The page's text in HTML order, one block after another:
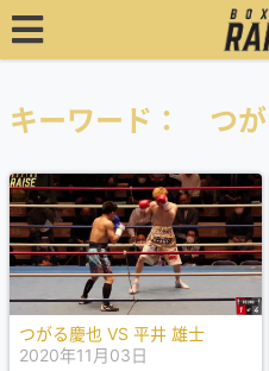
キーワード： つが
つがる慶也 VS 平井 雄士
2020年11月03日